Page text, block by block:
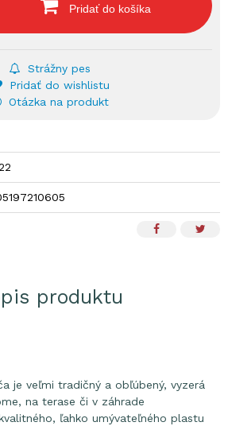
Pridať do košíka
Strážny pes
Pridať do wishlistu
Otázka na produkt
produktu
je veľmi tradičný a obľúbený, vyzerá
na terase či v záhrade
ľahko umývateľného plastu